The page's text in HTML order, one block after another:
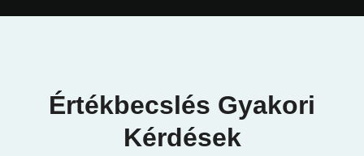
Értékbecslés Gyakori
Kérdések